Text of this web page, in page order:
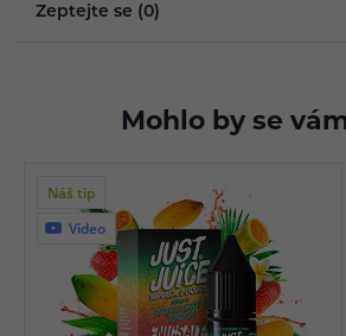
Zeptejte se (0)
Mohlo by se
Náš tip
Video